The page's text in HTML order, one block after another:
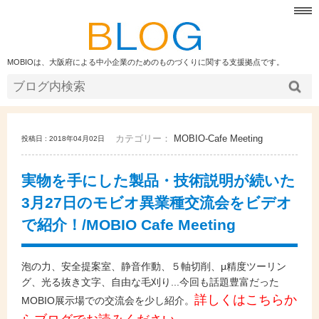
MOBIOは、大阪府による中小企業のためのものづくりに関する支援拠点です。
投稿日 : 2018年04月02日 カテゴリー： MOBIO-Cafe Meeting
実物を手にした製品・技術説明が続いた
3月27日のモビオ異業種交流会をビデオ
で紹介！/MOBIO Cafe Meeting
泡の力、安全提案室、静音作動、５軸切削、μ精度ツーリン
グ、光る抜き文字、自由な毛刈り...今回も話題豊富だった
MOBIO展示場での交流会を少し紹介。 詳しくはこちらか